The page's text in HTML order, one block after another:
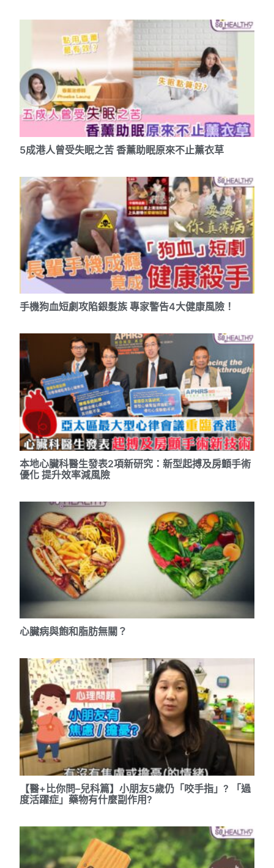
5成港人曾受失眠之苦 香薰助眠原來不止薰衣草
手機狗血短劇攻陷銀髮族 專家警告4大健康風險！
本地心臟科醫生發表2項新研究：新型起搏及房顫手術
優化 提升效率減風險
心臟病與飽和脂肪無關？
【醫+比你問–兒科篇】小朋友5歲仍「咬手指」? 「過
度活躍症」藥物有什麼副作用?